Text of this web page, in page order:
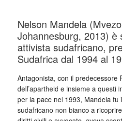
Nelson Mandela
Johannesburg, 2013) è
attivista sudafricano,
Sudafrica dal 1994 al
Antagonista, con il predecessore
dell’apartheid e insieme a questi
per la pace nel 1993, Mandela fu
sudafricano non bianco a